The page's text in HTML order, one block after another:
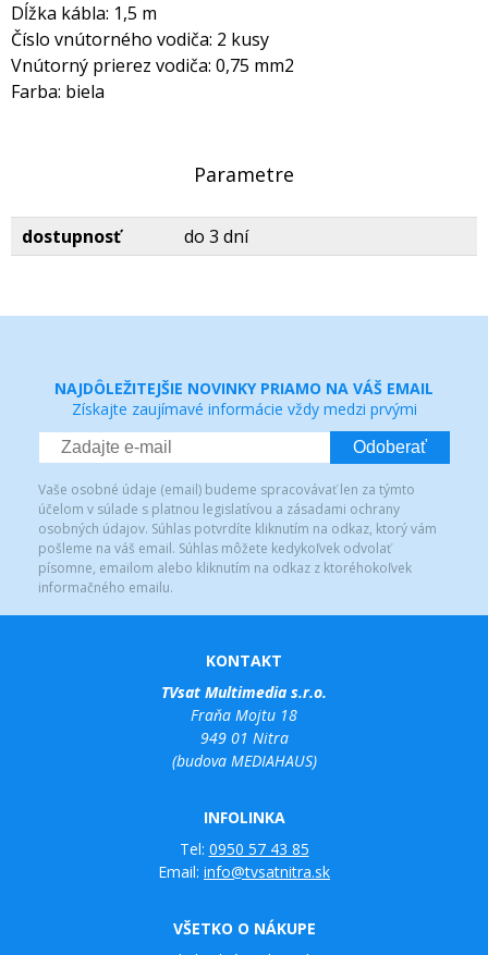
Dĺžka kábla: 1,5 m
Číslo vnútorného vodiča: 2 kusy
Vnútorný prierez vodiča: 0,75 mm2
Farba: biela
Parametre
dostupnosť do 3 dní
NAJDÔLEŽITEJŠIE NOVINKY PRIAMO NA VÁŠ EMAIL
Získajte zaujímavé informácie vždy medzi prvými
Odoberať
Vaše osobné údaje (email) budeme spracovávať len za týmto
účelom v súlade s platnou legislatívou a zásadami ochrany
osobných údajov. Súhlas potvrdíte kliknutím na odkaz, ktorý vám
pošleme na váš email. Súhlas môžete kedykoľvek odvolať
písomne, emailom alebo kliknutím na odkaz z ktoréhokoľvek
informačného emailu.
KONTAKT
TVsat Multimedia s.r.o.
Fraňa Mojtu 18
949 01 Nitra
(budova MEDIAHAUS)
INFOLINKA
Tel: 0950 57 43 85
Email: info@tvsatnitra.sk
VŠETKO O NÁKUPE